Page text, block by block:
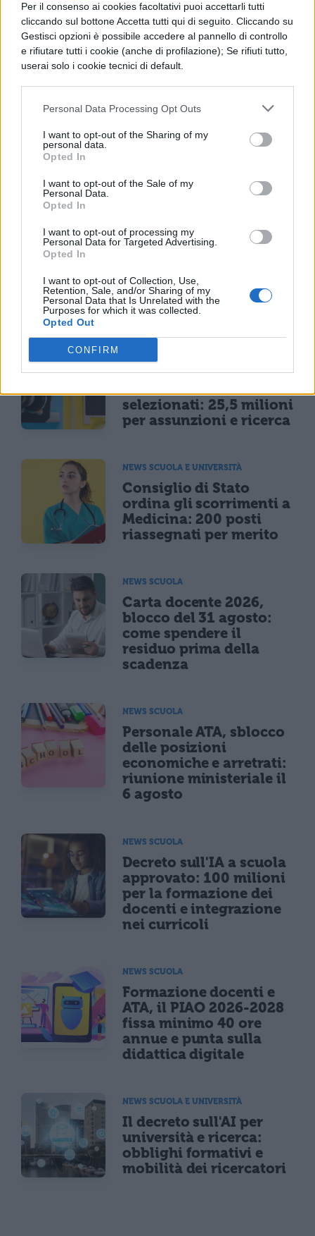
Per il consenso ai cookies facoltativi puoi accettarli tutti
cliccando sul bottone Accetta tutti qui di seguito. Cliccando su
Gestisci opzioni è possibile accedere al pannello di controllo
e rifiutare tutti i cookie (anche di profilazione); Se rifiuti tutto,
userai solo i cookie tecnici di default.
Personal Data Processing Opt Outs
I want to opt-out of the Sharing of my
personal data.
Opted In
I want to opt-out of the Sale of my
Personal Data.
Opted In
I want to opt-out of processing my
Personal Data for Targeted Advertising.
Opted In
I want to opt-out of Collection, Use,
Retention, Sale, and/or Sharing of my
Personal Data that Is Unrelated with the
Purposes for which it was collected.
Opted Out
CONFIRM
8+49=57
57-7=50
Dunque, la risposta esatta è 50
TI POTREBBE INTERESSARE
Maturità 2026, il sud
ma i 100 crollano del
25% per il taglio ai
bonus
Programma Rita Levi
Montalcini, 54 vincitori
selezionati: 25,5 milioni
per assunzioni e ricerca
NEWS SCUOLA E UNIVERSITÀ
Consiglio di Stato
ordina gli scorrimenti a
Medicina: 200 posti
riassegnati per merito
NEWS SCUOLA
Carta docente 2026,
blocco del 31 agosto:
come spendere il
residuo prima della
scadenza
NEWS SCUOLA
Personale ATA, sblocco
delle posizioni
economiche e arretrati:
riunione ministeriale il
6 agosto
NEWS SCUOLA
Decreto sull'IA a scuola
approvato: 100 milioni
per la formazione dei
docenti e integrazione
nei curricoli
NEWS SCUOLA
Formazione docenti e
ATA, il PIAO 2026-2028
fissa minimo 40 ore
annue e punta sulla
didattica digitale
NEWS SCUOLA E UNIVERSITÀ
Il decreto sull'AI per
università e ricerca:
obblighi formativi e
mobilità dei ricercatori